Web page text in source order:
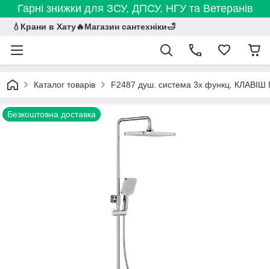
Гарні знижки для ЗСУ, ДПСУ, НГУ та Ветеранів
💧Крани в Хату🔥Магазин сантехніки🛁
Каталог товарів F2487 душ. система 3х функц.
Безкоштовна доставка